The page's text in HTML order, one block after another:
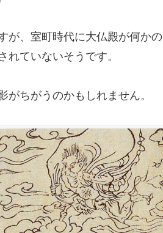
が、室町時代に大仏殿が何かの
ていないそうです。
ちがうのかもしれません。